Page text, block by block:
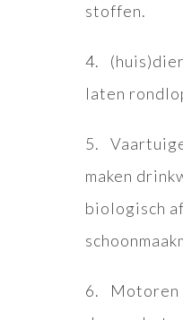
stoffen.
4.
laten
5.
maken
biologisch
6. Motoren